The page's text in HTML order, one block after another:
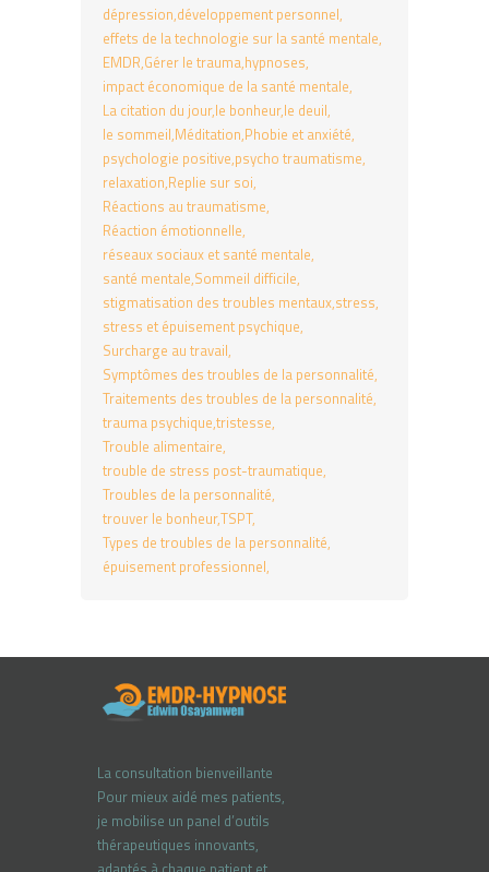
dépression développement personnel
effets de la technologie sur la santé mentale
EMDR Gérer le trauma hypnoses
impact économique de la santé mentale
La citation du jour le bonheur le deuil
le sommeil Méditation Phobie et anxiété
psychologie positive psycho traumatisme
relaxation Replie sur soi
Réactions au traumatisme
Réaction émotionnelle
réseaux sociaux et santé mentale
santé mentale Sommeil difficile
stigmatisation des troubles mentaux stress
stress et épuisement psychique
Surcharge au travail
Symptômes des troubles de la personnalité
Traitements des troubles de la personnalité
trauma psychique tristesse
Trouble alimentaire
trouble de stress post-traumatique
Troubles de la personnalité
trouver le bonheurTSPT
Types de troubles de la personnalité
épuisement professionnel
La consultation bienveillante
Pour mieux aidé mes patients,
je mobilise un panel d’outils
thérapeutiques innovants,